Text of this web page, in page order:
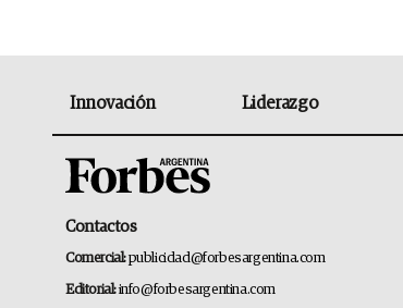
Innovación Liderazgo
Contactos
Comercial:publicidad@forbesargentina.com
Editorial:info@forbesargentina.com